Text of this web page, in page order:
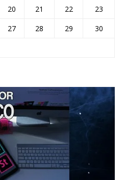
20 21 22
23
27 28 29
30